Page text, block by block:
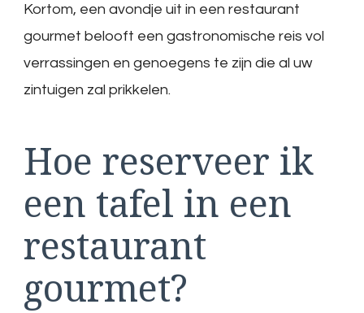
Kortom, een avondje uit in een restaurant
gourmet belooft een gastronomische reis vol
verrassingen en genoegens te zijn die al uw
zintuigen zal prikkelen.
Hoe reserveer ik
een tafel in een
restaurant
gourmet?